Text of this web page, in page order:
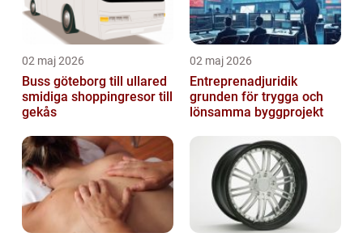
02 maj 2026
Buss göteborg till ullared
smidiga shoppingresor till
gekås
02 maj 2026
Entreprenadjuridik
grunden för trygga och
lönsamma byggprojekt